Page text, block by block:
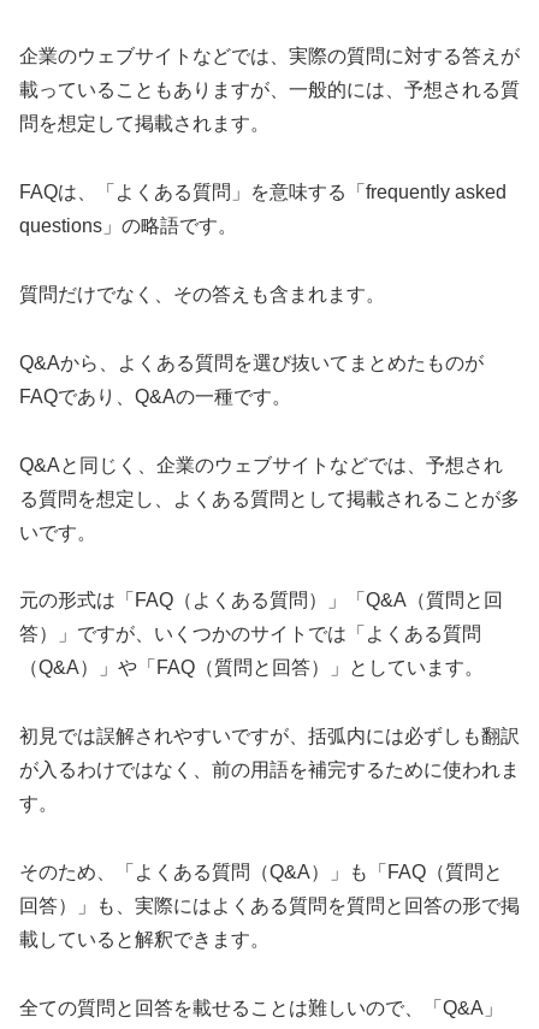
企業のウェブサイトなどでは、実際の質問に対する答えが
載っていることもありますが、一般的には、予想される質
問を想定して掲載されます。
FAQは、「よくある質問」を意味する「frequently asked
questions」の略語です。
質問だけでなく、その答えも含まれます。
Q&Aから、よくある質問を選び抜いてまとめたものが
FAQであり、Q&Aの一種です。
Q&Aと同じく、企業のウェブサイトなどでは、予想され
る質問を想定し、よくある質問として掲載されることが多
いです。
元の形式は「FAQ（よくある質問）」「Q&A（質問と回
答）」ですが、いくつかのサイトでは「よくある質問
（Q&A）」や「FAQ（質問と回答）」としています。
初見では誤解されやすいですが、括弧内には必ずしも翻訳
が入るわけではなく、前の用語を補完するために使われま
す。
そのため、「よくある質問（Q&A）」も「FAQ（質問と
回答）」も、実際にはよくある質問を質問と回答の形で掲
載していると解釈できます。
全ての質問と回答を載せることは難しいので、「Q&A」